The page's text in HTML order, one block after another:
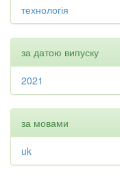
технологія
за датою випуску
2021
за мовами
uk